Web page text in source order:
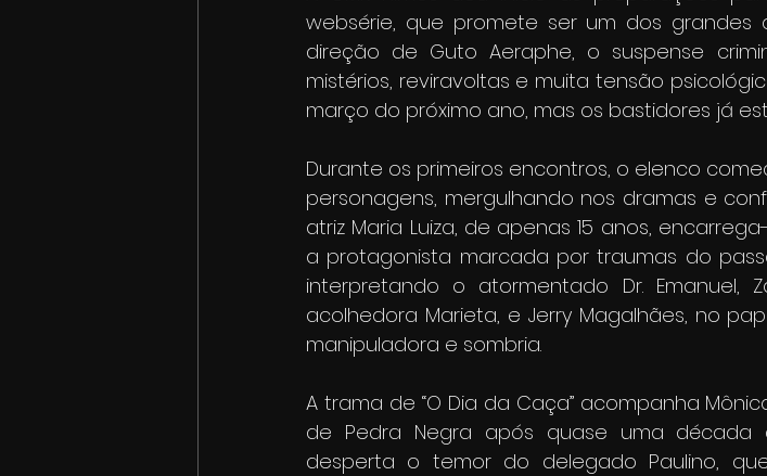
websérie, que promete ser um dos grandes
direção de Guto Aeraphe, o suspense
mistérios, reviravoltas e muita tensão
março do próximo ano, mas os bastidores já
Durante os primeiros encontros, o elenco
personagens, mergulhando nos dramas e
atriz Maria Luiza, de apenas 15 anos,
a protagonista marcada por traumas do
interpretando o atormentado Dr. Emanuel,
acolhedora Marieta, e Jerry Magalhães, no
manipuladora e sombria.
A trama de “O Dia da Caça” acompanha
de Pedra Negra após quase uma década
desperta o temor do delegado Paulino,